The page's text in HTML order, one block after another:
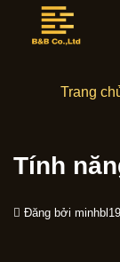
Trang
Tính
Đăng bởi